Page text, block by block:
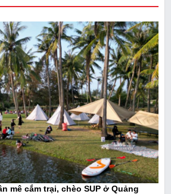
mê cắm trại, chèo SUP ở Quảng